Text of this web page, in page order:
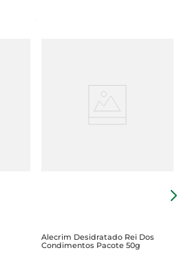
Alecrim Desidratado Rei Dos
Condimentos Pacote 50g